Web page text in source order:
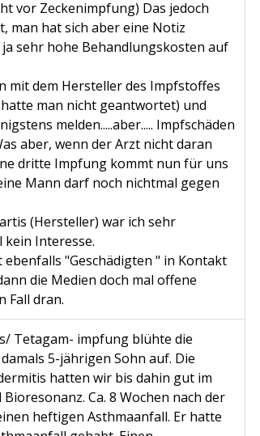
vor Zeckenimpfung) Das jedoch
man hat sich aber eine Notiz
sehr hohe Behandlungskosten auf
mit dem Hersteller des Impfstoffes
man nicht geantwortet) und
melden.....aber..... Impfschäden
aber, wenn der Arzt nicht daran
dritte Impfung kommt nun für uns
Mann darf noch nichtmal gegen
(Hersteller) war ich sehr
Interesse.
"Geschädigten " in Kontakt
die Medien doch mal offene
Fall dran.
Tetagam- impfung blühte die
5-jährigen Sohn auf. Die
hatten wir bis dahin gut im
Ca. 8 Wochen nach der
heftigen Asthmaanfall. Er hatte